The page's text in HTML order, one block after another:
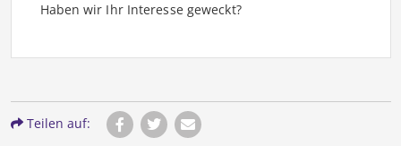
Haben wir Ihr Interesse geweckt?
Teilen auf: